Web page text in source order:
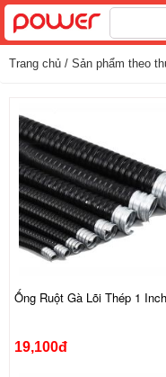
Tìm
kiếm
Trang chủ / Sản phẩm theo
Ống Ruột Gà Lõi Thép 1 Inch
19,100đ